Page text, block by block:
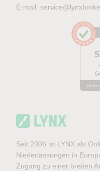
E-mail:
Seit 2006 ist LYNX als
Niederlassungen in
Zugang zu einer breiten